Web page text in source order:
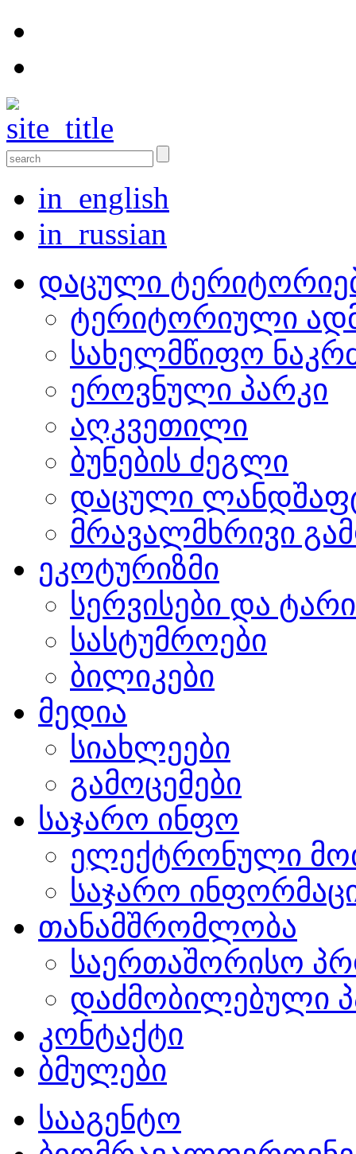
in_english
in_russian
დაცული
ტერიტორიული
სახელმწიფო
ეროვნული პარკი
აღკვეთილი
ბუნების ძეგლი
დაცული
მრავალმხრივი
ეკოტურიზმი
სერვისები და
სასტუმროები
ბილიკები
მედია
სიახლეები
გამოცემები
საჯარო ინფო
ელექტრონული
საჯარო
თანამშრომლობა
საერთაშორისო
დაძმობილებული
კონტაქტი
ბმულები
სააგენტო